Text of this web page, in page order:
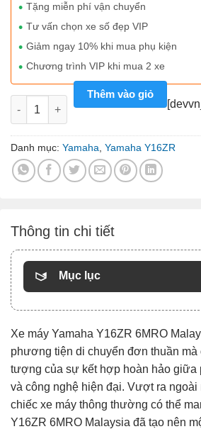
Tặng miễn phí vận chuyển
Tư vấn chọn xe số đẹp VIP
Giảm ngay 10% khi mua phụ kiện
Chương trình VIP khi mua 2 xe
Yamaha Y16ZR 6MRO số lượng
Thêm vào giỏ
Danh mục: Yamaha Yamaha Y16ZR
Thông tin chi tiết
Mục lục
Xe máy Yamaha Y16ZR 6MRO
phương tiện di chuyển đơn thuần mà
tượng của sự kết hợp hoàn hảo giữa
và công nghệ hiện đại. Vượt ra ngoài
chiếc xe máy thông thường có thể
Y16ZR 6MRO Malaysia đã tạo nên